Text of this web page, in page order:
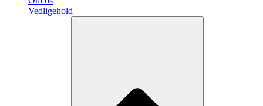
Vedligehold